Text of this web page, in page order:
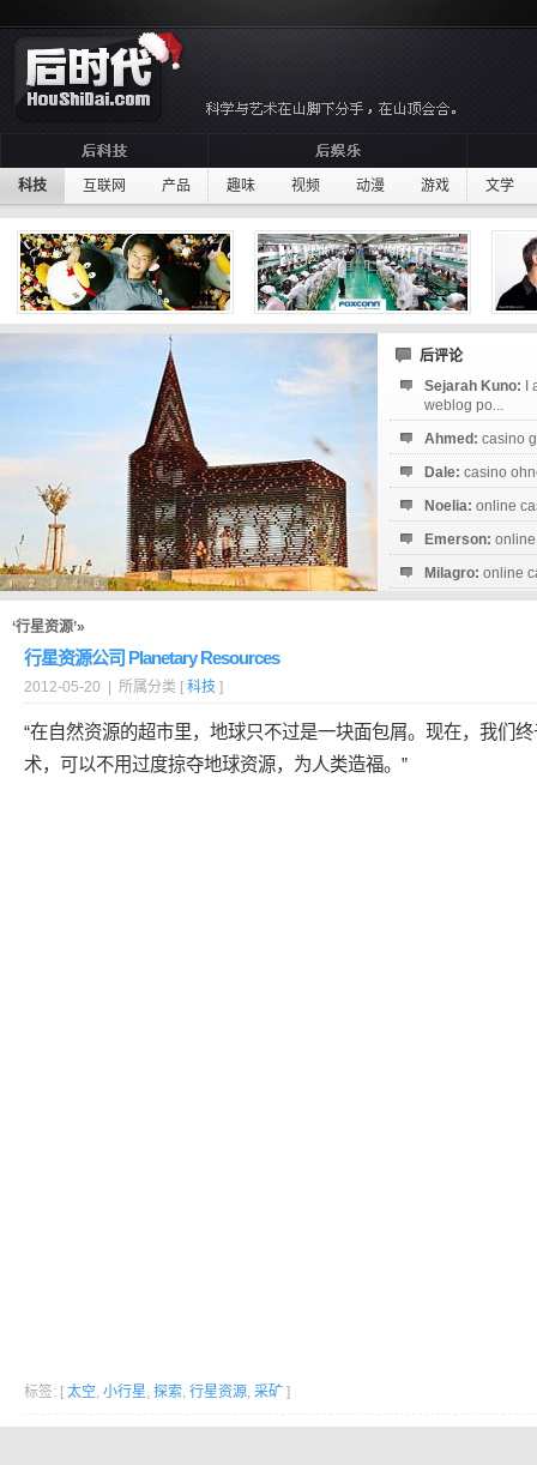
科技 互联网 产品 趣味 视频 动漫 游戏 文学
后评论
Sejarah Kuno:
weblog po...
Ahmed: casino
Dale: casino
Noelia: online
Emerson:
Milagro: online
‘行星资源’»
行星资源公司 Planetary Resources
2012-05-20 | 所属分类 [ 科技 ]
“在自然资源的超市里，地球只不过是一块面包屑。现在，我们
术，可以不用过度掠夺地球资源，为人类造福。”
标签: [ 太空, 小行星, 探索, 行星资源, 采矿 ]